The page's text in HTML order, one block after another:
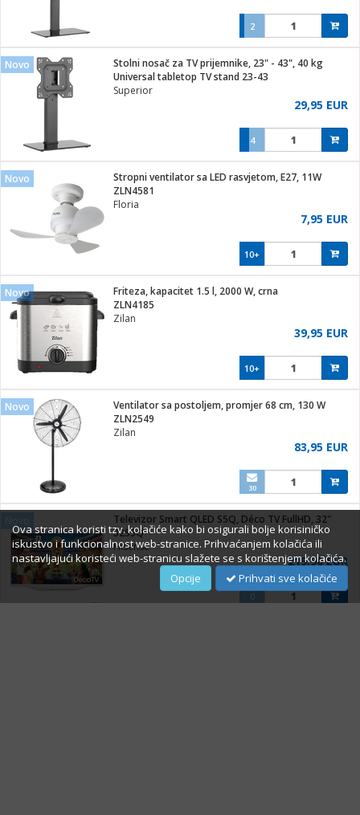
2
Novo
Stolni nosač za TV prijemnike, 23" - 43", 40 kg
Universal tabletop TV stand 23-43
Superior
29,95 EUR
4
Novo
Stropni ventilator sa LED rasvjetom, E27, 11W
ZLN4581
Floria
7,95 EUR
10+
Novo
Friteza, kapacitet 1.5 l, 2000 W, crna
ZLN4185
Zilan
39,95 EUR
10+
Novo
Ventilator sa postoljem, promjer 68 cm, 130 W
ZLN2549
Zilan
83,95 EUR
30
Televizor Smart QLED S5Q, Déco TV FullHD, 32"
32S5Q
Hisense
219,90 EUR
0
Ova stranica koristi tzv. kolačiće kako bi osigurali bolje korisiničko
iskustvo i funkcionalnost web-stranice. Prihvaćanjem kolačića ili
nastavljajući koristeći web-stranicu slažete se s korištenjem kolačića.
Prihvati sve kolačiće
Opcije